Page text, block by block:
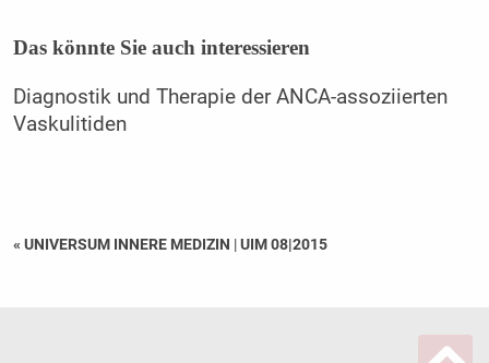
Das könnte Sie auch interessieren
Diagnostik und Therapie der ANCA-assoziierten
Vaskulitiden
« UNIVERSUM INNERE MEDIZIN |UIM 08|2015